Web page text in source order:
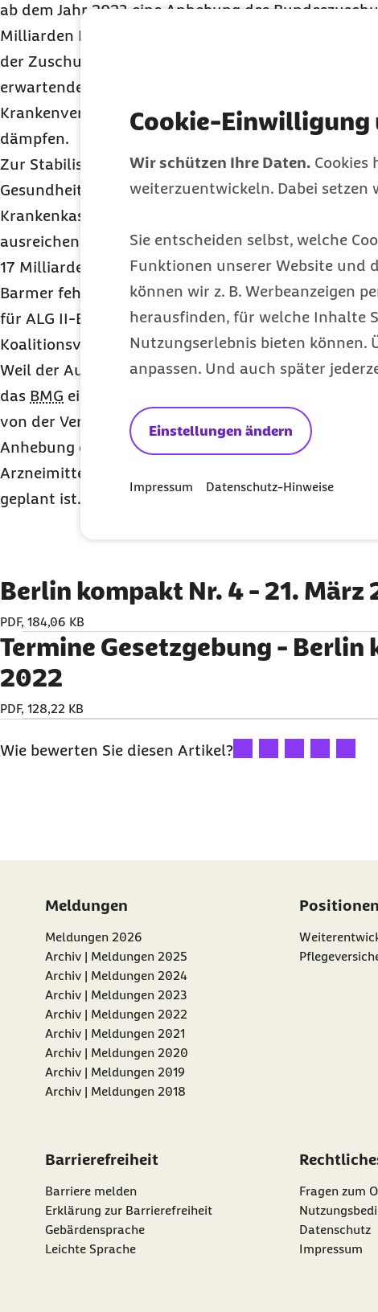
Cookie-
Wir schützen Ihre Daten. Cookies
weiterzuentwickeln. Dabei setzen
Sie entscheiden selbst, welche
Funktionen unserer Website und
können wir z. B. Werbeanzeigen
herausfinden, für welche Inhalte
Nutzungserlebnis bieten können.
anpassen. Und auch später
Einstellungen ändern
Impressum Datenschutz-Hinweise
ab dem Jahr 2023 eine Anhebung des
Milliarden Euro auf dann jährlich 19,5 Milliarden
der Zuschuss dynamisiert werden, um den mittel-
erwartenden Anstieg des Beitragssatzes zur
Krankenversicherung zwischen 0,2 und 0,3
dämpfen.
Zur Stabilisierung derGKV-Finanzen soll zudem
Gesundheitsfonds weiter abgebaut und die
Krankenkassen abgesenkt werden. Diese
ausreichen, um die prognostizierte Finanzlücke in
17 Milliarden Euro für das Jahr 2023 zu schließen.
Barmer fehlen in dem Entwurf zum Beispiel
für ALG II-Empfänger, auf die sich die Ampel-
Koalitionsvertrag verständigt hatte.
Weil der Ausgabenanstieg im Arzneimittelbereich
das BMG eine Vielzahl von
von der Verlängerung des Preismoratoriums für
Anhebung des Herstellerabschlags bis hin zur
Arzneimittel, für die allerdings ein gesondertes
geplant ist. Berlin kompakt berichtet.
Berlin kompakt Nr. 4 - 21. März
PDF, 184,06 KB
Termine Gesetzgebung - Berlin
2022
PDF, 128,22 KB
Wie bewerten Sie diesen Artikel?Ihre Bewertung: 1 Stern
Ihre Bewertung: 2
Ihre Bewertung:
Ihre Ihre
Meldungen
Meldungen 2026
Archiv | Meldungen 2025
Archiv | Meldungen 2024
Archiv | Meldungen 2023
Archiv | Meldungen 2022
Archiv | Meldungen 2021
Archiv | Meldungen 2020
Archiv | Meldungen 2019
Archiv | Meldungen 2018
Positionen
Barrierefreiheit
Barriere melden
Erklärung zur Barrierefreiheit
Gebärdensprache
Leichte Sprache
Fragen zum
Datenschutz
Impressum